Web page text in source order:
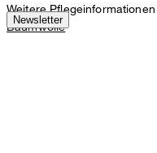
Weitere
Baumwolle
Newsletter